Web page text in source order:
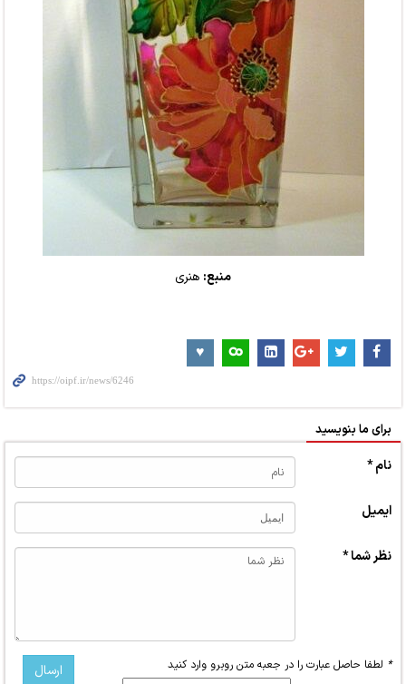
منبع: هنری
برای ما بنویسید
نام *
ایمیل
نظر شما *
* لطفا حاصل عبارت را در جعبه متن روبرو وارد کنید